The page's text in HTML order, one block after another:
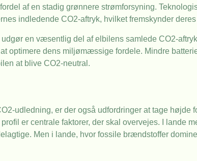
af en stadig grønnere strømforsyning.
indledende CO2-aftryk, hvilket fremskynder
en væsentlig del af elbilens samlede CO2-
optimere dens miljømæssige fordele. Mindre
at blive CO2-neutral.
udledning, er der også udfordringer at tage højde
er centrale faktorer, der skal overvejes. I lande
Men i lande, hvor fossile brændstoffer